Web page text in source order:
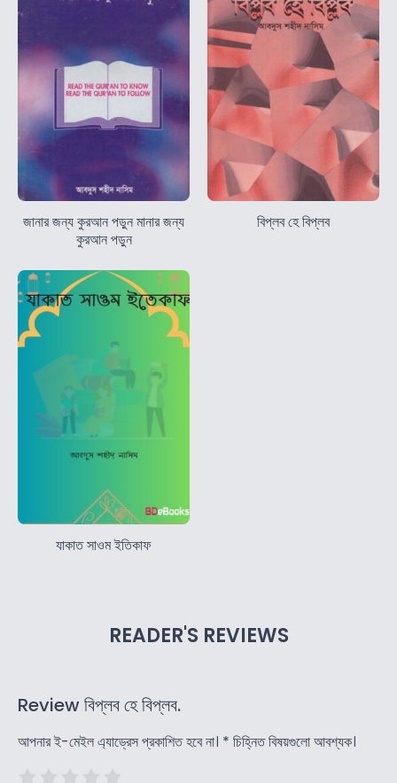
জানার জন্য কুরআন পড়ুন মানার জন্য
কুরআন পড়ুন
বিপ্লব হে বিপ্লব
যাকাত সাওম ইতিকাফ
READER'S REVIEWS
Review বিপ্লব হে বিপ্লব.
আপনার ই-মেইল এ্যাড্রেস প্রকাশিত হবে না। * চিহ্নিত বিষয়গুলো আবশ্যক।